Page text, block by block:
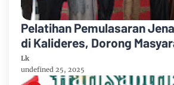
Pelatihan Pemulasaran
di Kalideres, Dorong
Berani dan Mandiri
Lk
undefined 25, 2025